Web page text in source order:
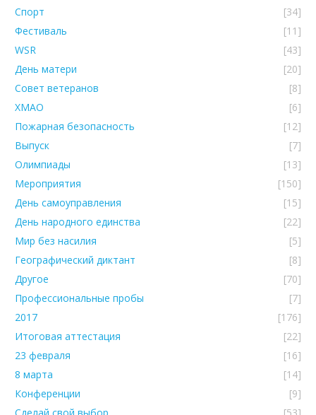
Спорт
[34]
Фестиваль
[11]
WSR
[43]
День матери
[20]
Совет ветеранов
[8]
ХМАО
[6]
Пожарная безопасность
[12]
Выпуск
[7]
Олимпиады
[13]
Мероприятия
[150]
День самоуправления
[15]
День народного единства
[22]
Мир без насилия
[5]
Географический диктант
[8]
Другое
[70]
Профессиональные пробы
[7]
2017
[176]
Итоговая аттестация
[22]
23 февраля
[16]
8 марта
[14]
Конференции
[9]
Сделай свой выбор
[53]